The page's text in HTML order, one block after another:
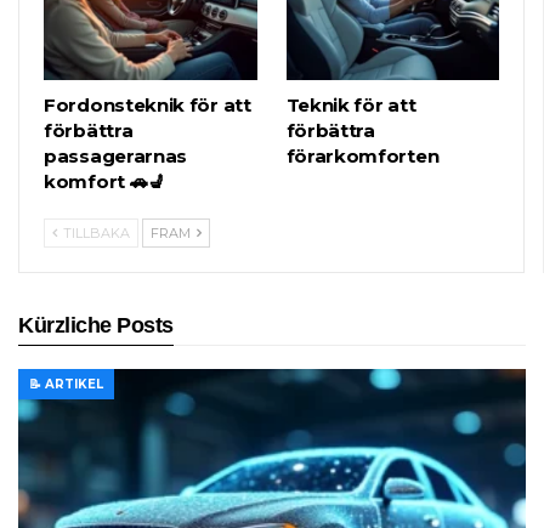
Fordonsteknik för att
förbättra
passagerarnas
komfort 🚗💺
Teknik för att
förbättra
förarkomforten
TILLBAKA FRAM
Kürzliche Posts
📝 ARTIKEL